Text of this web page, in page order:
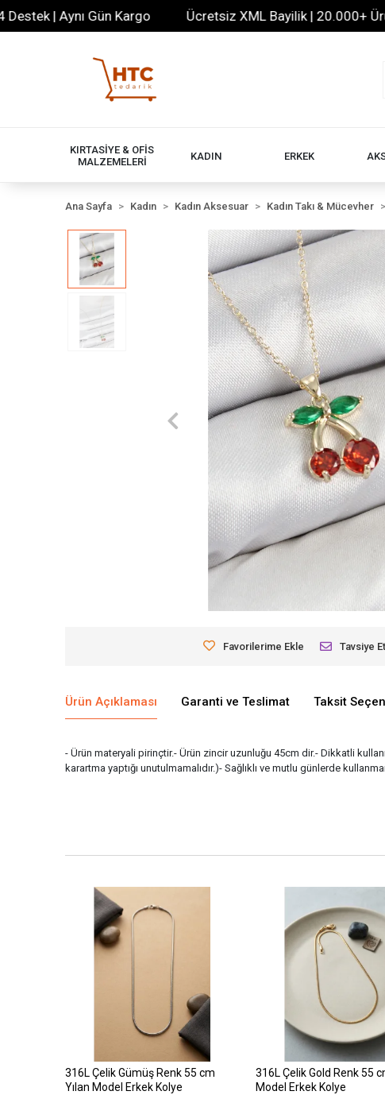
| Aynı Gün Kargo Ücretsiz XML Bayilik | 20.000+ Ürün |
KIRTASİYE & OFİS
MALZEMELERİ
KADIN ERKEK
Ana Sayfa Kadın Kadın Aksesuar Kadın Takı & Mücevher
Favorilerime Ekle Tavsiye Et
Ürün Açıklaması Garanti ve Teslimat Taksit
- Ürün materyali pirinçtir.- Ürün zincir uzunluğu 45cm dir.- Dikkatli
karartma yaptığı unutulmamalıdır.)- Sağlıklı ve mutlu günlerde
316L Çelik Gümüş Renk 55 cm
Yılan Model Erkek Kolye
316L Çelik Gold Renk 55
Model Erkek Kolye